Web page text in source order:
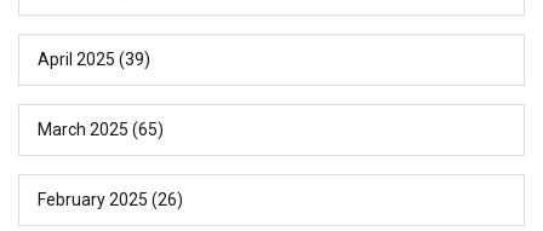
April 2025 (39)
March 2025 (65)
February 2025 (26)